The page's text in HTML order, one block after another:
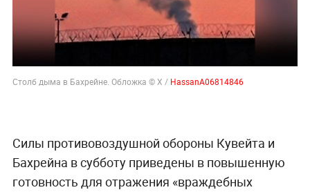
Столб дыма в Бахрейне. Обложка © X / HassanA06814846
Силы противовоздушной обороны Кувейта и
Бахрейна в субботу приведены в повышенную
готовность для отражения «враждебных